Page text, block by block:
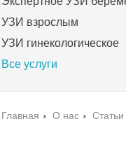
УЗИ взрослым
УЗИ гинекологическое
Все услуги
Главная › О нас › Статьи